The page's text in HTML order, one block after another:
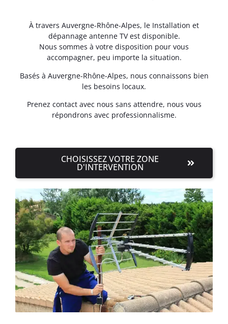
À travers Auvergne-Rhône-Alpes, le Installation et
dépannage antenne TV est disponible.
Nous sommes à votre disposition pour vous
accompagner, peu importe la situation.
Basés à Auvergne-Rhône-Alpes, nous connaissons bien
les besoins locaux.
Prenez contact avec nous sans attendre, nous vous
répondrons avec professionnalisme.
CHOISISSEZ VOTRE ZONE
D'INTERVENTION